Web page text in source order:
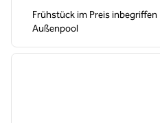
Frühstück im Preis inbegriffen
Außenpool
1 von 12